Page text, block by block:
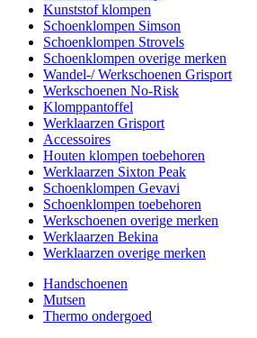
Kunststof klompen
Schoenklompen Simson
Schoenklompen Strovels
Schoenklompen overige merken
Wandel-/ Werkschoenen Grisport
Werkschoenen No-Risk
Klomppantoffel
Werklaarzen Grisport
Accessoires
Houten klompen toebehoren
Werklaarzen Sixton Peak
Schoenklompen Gevavi
Schoenklompen toebehoren
Werkschoenen overige merken
Werklaarzen Bekina
Werklaarzen overige merken
Handschoenen
Mutsen
Thermo ondergoed